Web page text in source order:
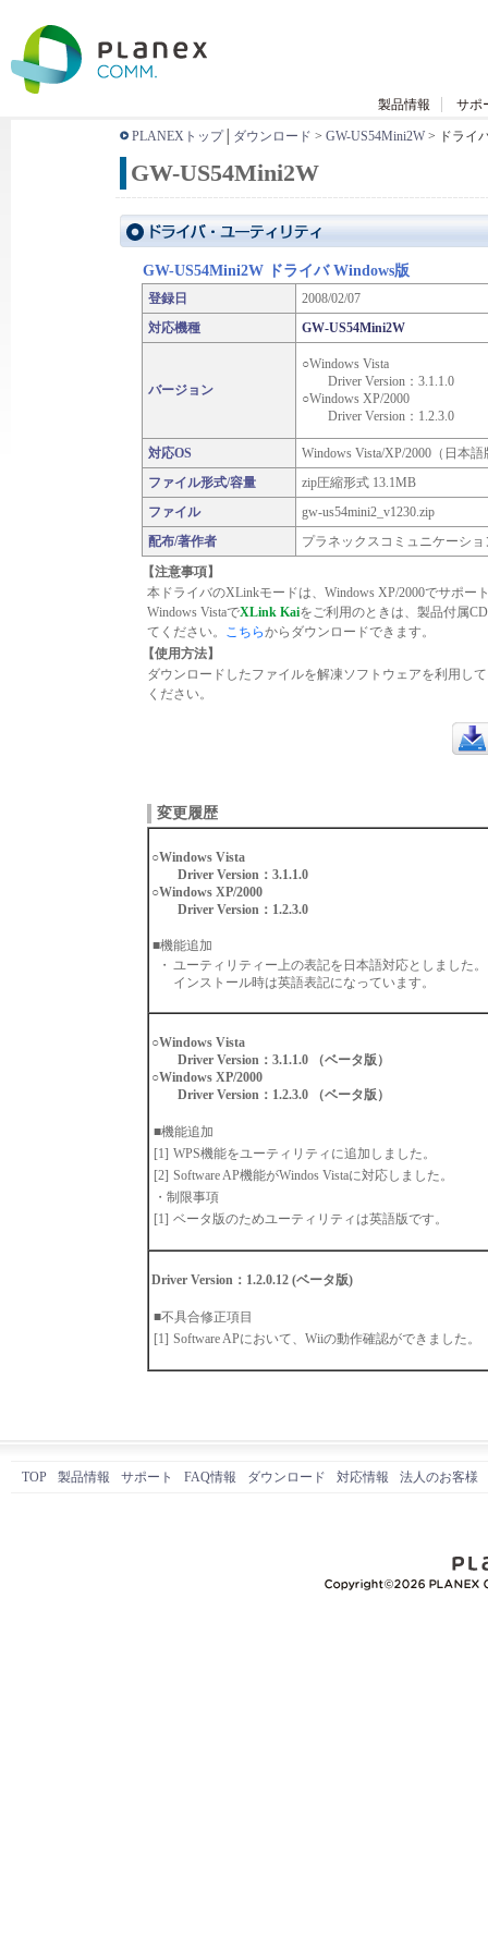
製品情報 サポ
PLANEXトップ│ ダウンロード > GW-US54Mini2W> ドライ
GW-US54Mini2W
GW-US54Mini2W ドライバ Windows版
登録日
2008/02/07
対応機種
GW-US54Mini2W
バージョン
○Windows Vista
Driver Version：3.1.1.0
○Windows XP/2000
Driver Version：1.2.3.0
対応OS
Windows Vista/XP/2000（日本語
ファイル形式/容量
zip圧縮形式 13.1MB
ファイル
gw-us54mini2_v1230.zip
配布/著作者
プラネックスコミュニケーシ
【注意事項】
本ドライバのXLinkモードは、Windows XP/2000でサポー
Windows VistaでXLink Kaiをご利用のときは、 製品付属
てください。 こちらからダウンロードできます。
【使用方法】
ダウンロードしたファイルを解凍ソフトウェアを利用し
ください。
変更履歴
○Windows Vista
Driver Version：3.1.1.0
○Windows XP/2000
Driver Version：1.2.3.0
■機能追加
・ ユーティリティー上の表記を日本語対応としました。
インストール時は英語表記になっています。
○Windows Vista
Driver Version：3.1.1.0 （ベータ版）
○Windows XP/2000
Driver Version：1.2.3.0 （ベータ版）
■機能追加
[1] WPS機能をユーティリティに追加しました。
[2] Software AP機能がWindos Vistaに対応しました。
・制限事項
[1] ベータ版のためユーティリティは英語版です。
Driver Version：1.2.0.12 (ベータ版)
■不具合修正項目
[1] Software APにおいて、Wiiの動作確認ができました。
TOP 製品情報 サポート FAQ情報 ダウンロード 対応情報 法人のお客様